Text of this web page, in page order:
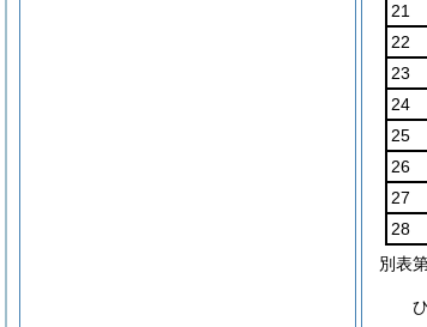
21
22
23
24
25
26
27
28
別表